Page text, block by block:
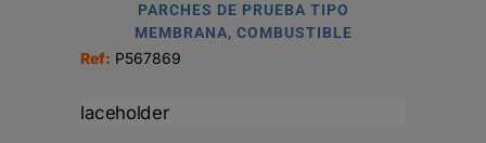
PARCHES DE PRUEBA TIPO
MEMBRANA, COMBUSTIBLE
Ref: P567869